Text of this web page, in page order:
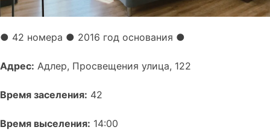
● 42 номера ● 2016 год основания ●
Адрес: Адлер, Просвещения улица, 122
Время заселения: 42
Время выселения: 14:00